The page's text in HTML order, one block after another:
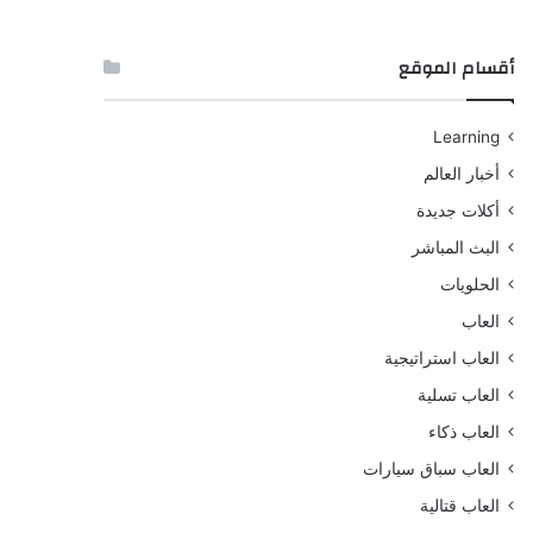
أقسام الموقع
Learning
أخبار العالم
أكلات جديدة
البث المباشر
الحلويات
العاب
العاب استراتيجية
العاب تسلية
العاب ذكاء
العاب سباق سيارات
العاب قتالية